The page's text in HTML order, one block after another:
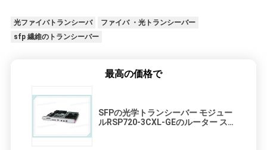
光ファイバトランシーバ
ファイバ ・光トランシーバー
sfp 繊維のトランシーバー
最高の価格で
SFPの光学トランシーバー モジュー
ルRSP720-3CXL-GEのルーター ス